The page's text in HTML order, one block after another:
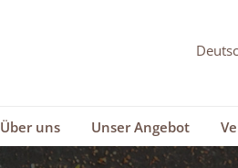
Über uns Unser Angebot